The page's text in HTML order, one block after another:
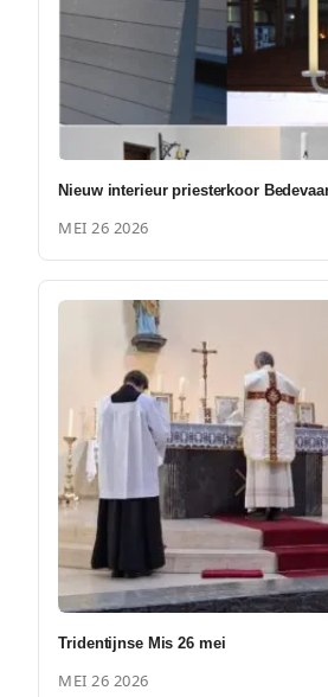
Nieuw interieur priesterkoor
MEI 26 2026
Tridentijnse Mis 26 mei
MEI 26 2026